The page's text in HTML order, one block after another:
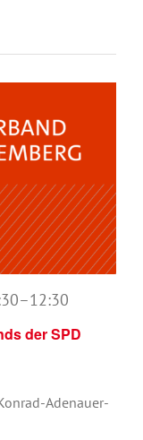
der SPD
–12:30
Adenauer-